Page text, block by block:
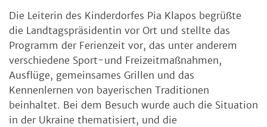
Die Leiterin des Kinderdorfes Pia Klapos begrüßte
die Landtagspräsidentin vor Ort und stellte das
Programm der Ferienzeit vor, das unter anderem
verschiedene Sport-und Freizeitmaßnahmen,
Ausflüge, gemeinsames Grillen und das
Kennenlernen von bayerischen Traditionen
beinhaltet. Bei dem Besuch wurde auch die Situation
in der Ukraine thematisiert, und die